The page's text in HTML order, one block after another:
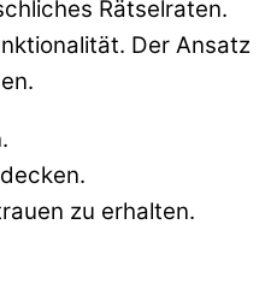
Rätselraten.
Der Ansatz
zu erhalten.